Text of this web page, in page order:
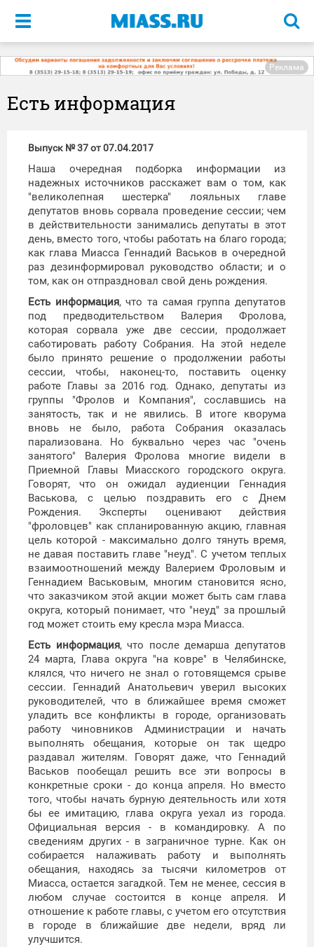
Меню
Реклама
Есть информация
Выпуск № 37 от 07.04.2017
Наша очередная подборка информации из
надежных источников расскажет вам о том, как
"великолепная шестерка" лояльных главе
депутатов вновь сорвала проведение сессии; чем
в действительности занимались депутаты в этот
день, вместо того, чтобы работать на благо города;
как глава Миасса Геннадий Васьков в очередной
раз дезинформировал руководство области; и о
том, как он отпраздновал свой день рождения.
Есть информация, что та самая группа депутатов
под предводительством Валерия Фролова,
которая сорвала уже две сессии, продолжает
саботировать работу Собрания. На этой неделе
было принято решение о продолжении работы
сессии, чтобы, наконец-то, поставить оценку
работе Главы за 2016 год. Однако, депутаты из
группы "Фролов и Компания", сославшись на
занятость, так и не явились. В итоге кворума
вновь не было, работа Собрания оказалась
парализована. Но буквально через час "очень
занятого" Валерия Фролова многие видели в
Приемной Главы Миасского городского округа.
Говорят, что он ожидал аудиенции Геннадия
Васькова, с целью поздравить его с Днем
Рождения. Эксперты оценивают действия
"фроловцев" как спланированную акцию, главная
цель которой - максимально долго тянуть время,
не давая поставить главе "неуд". С учетом теплых
взаимоотношений между Валерием Фроловым и
Геннадием Васьковым, многим становится ясно,
что заказчиком этой акции может быть сам глава
округа, который понимает, что "неуд" за прошлый
год может стоить ему кресла мэра Миасса.
Есть информация, что после демарша депутатов
24 марта, Глава округа "на ковре" в Челябинске,
клялся, что ничего не знал о готовящемся срыве
сессии. Геннадий Анатольевич уверил высоких
руководителей, что в ближайшее время сможет
уладить все конфликты в городе, организовать
работу чиновников Администрации и начать
выполнять обещания, которые он так щедро
раздавал жителям. Говорят даже, что Геннадий
Васьков пообещал решить все эти вопросы в
конкретные сроки - до конца апреля. Но вместо
того, чтобы начать бурную деятельность или хотя
бы ее имитацию, глава округа уехал из города.
Официальная версия - в командировку. А по
сведениям других - в заграничное турне. Как он
собирается налаживать работу и выполнять
обещания, находясь за тысячи километров от
Миасса, остается загадкой. Тем не менее, сессия в
любом случае состоится в конце апреля. И
отношение к работе главы, с учетом его отсутствия
в городе в ближайшие две недели, вряд ли
улучшится.